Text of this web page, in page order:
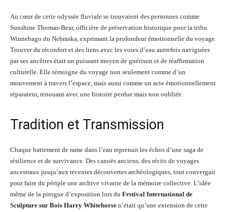
Au cœur de cette odyssée fluviale se trouvaient des personnes comme
Sunshine Thomas-Bear, officière de préservation historique pour la tribu
Winnebago du Nebraska, exprimant la profondeur émotionnelle du voyage.
Trouver du réconfort et des liens avec les voies d’eau autrefois naviguées
par ses ancêtres était un puissant moyen de guérison et de réaffirmation
culturelle. Elle témoigne du voyage non seulement comme d’un
mouvement à travers l’espace, mais aussi comme un acte émotionnellement
réparateur, renouant avec une histoire perdue mais non oubliée.
Tradition et Transmission
Chaque battement de rame dans l’eau reprenait les échos d’une saga de
résilience et de survivance. Des canoës anciens, des récits de voyages
ancestraux jusqu’aux récentes découvertes archéologiques, tout convergait
pour faire du périple une archive vivante de la mémoire collective. L’idée
même de la pirogue d’exposition lors du Festival International de
Sculpture sur Bois Harry Whitehorse n’était qu’une extension de cette